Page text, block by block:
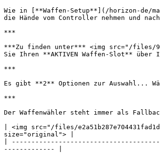
Wie in [**Waffen-Setup**](/horizon-de/
die Hände vom Controller nehmen und
***
***Zu finden unter*** <img src="/files/
Sie Ihren **AKTIVEN Waffen-Slot** über
***
Es gibt **2** Optionen zur Auswahl...
***
Der Waffenwähler steht immer als
| <img src="/files/
size="original"> |
|
------------- |